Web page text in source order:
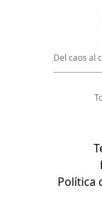
Del caos al
Política